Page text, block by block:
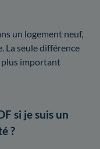
un logement neuf,
La seule différence
plus important
si je suis un
?